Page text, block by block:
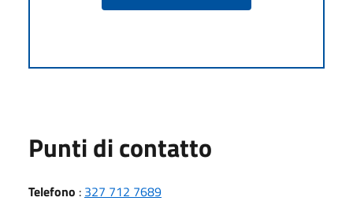
Punti di contatto
Telefono : 327 712 7689